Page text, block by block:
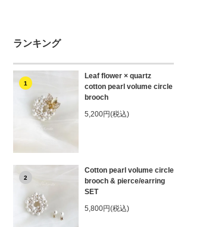
ランキング
1
Leaf flower × quartz
cotton pearl volume circle
brooch
5,200円(税込)
2
Cotton pearl volume circle
brooch & pierce/earring
SET
5,800円(税込)